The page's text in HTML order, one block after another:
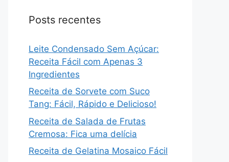
Posts recentes
Leite Condensado Sem Açúcar:
Receita Fácil com Apenas 3
Ingredientes
Receita de Sorvete com Suco
Tang: Fácil, Rápido e Delicioso!
Receita de Salada de Frutas
Cremosa: Fica uma delícia
Receita de Gelatina Mosaico Fácil